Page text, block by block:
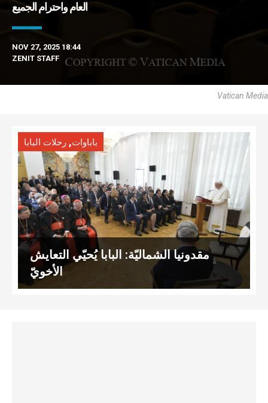
العام واحترام الجميع
NOV 27, 2025 18:44
ZENIT STAFF
Vatican Media
باباوات, رحلات البابا
مقدونيا الشماليّة: البابا يُحيّي التعايش
الأخويّ